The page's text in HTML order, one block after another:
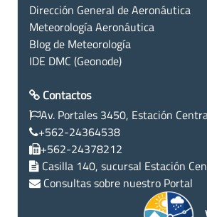
Dirección General de Aeronáutica
Meteorología Aeronáutica
Blog de Meteorología
IDE DMC (Geonode)
Contactos
Av. Portales 3450, Estación
+562-24364538
+562-24378212
Casilla 140, sucursal Estación
Consultas sobre nuestro Portal